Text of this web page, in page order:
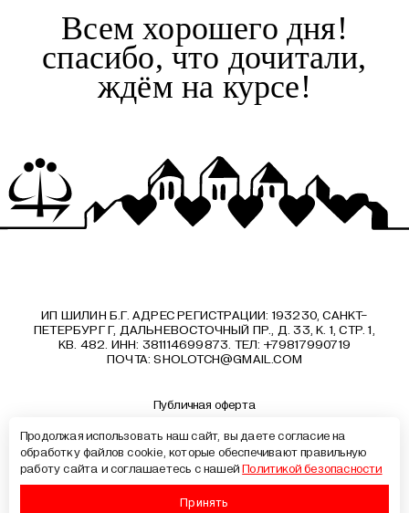
Всем хорошего дня!
спасибо, что дочитали,
ждём на курсе!
ИП ШИЛИН Б.Г. АДРЕС РЕГИСТРАЦИИ: 193230, САНКТ-
ПЕТЕРБУРГ Г, ДАЛЬНЕВОСТОЧНЫЙ ПР., Д. 33, К. 1, СТР. 1,
КВ. 482. ИНН: 381114699873. ТЕЛ: +79817990719
ПОЧТА:SHOLOTCH@GMAIL.COM
Публичная оферта
Документы
Образовательные программы
Лицензия на образовательную деятельность
Сведения об образовательной организации
Продолжая использовать наш сайт, вы даете согласие на
обработку файлов cookie, которые обеспечивают правильную
работу сайта и соглашаетесь с нашейПолитикой безопасности
Принять